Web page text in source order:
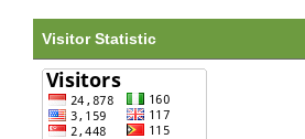
Visitor Statistic